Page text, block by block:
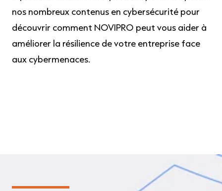
nos nombreux contenus en cybersécurité pour
découvrir comment NOVIPRO peut vous aider à
améliorer la résilience de votre entreprise face
aux cybermenaces.